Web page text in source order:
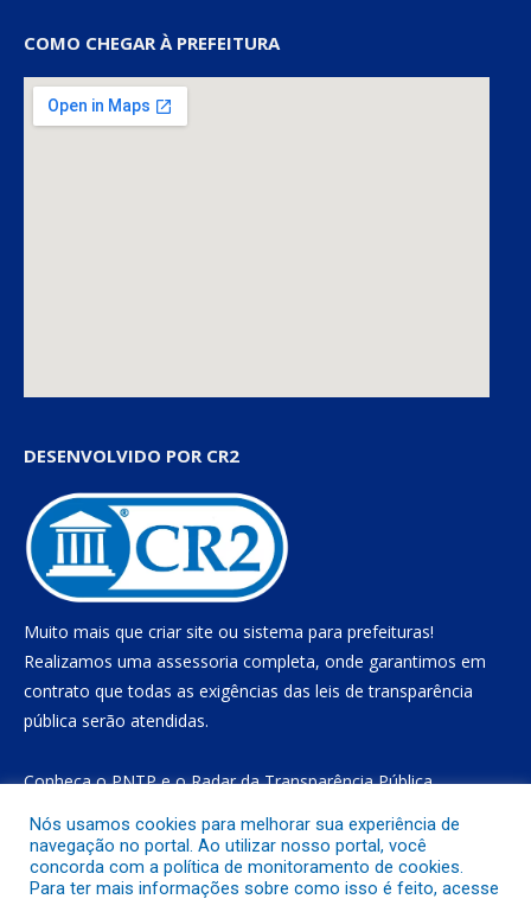
COMO CHEGAR À PREFEITURA
DESENVOLVIDO POR CR2
Muito mais que criar site ou sistema para prefeituras!
Realizamos uma assessoria completa, onde garantimos em
contrato que todas as exigências das leis de transparência
pública serão atendidas.
Conheça oPNTPe oRadar da Transparência Pública
Todos os direitos reservados a Prefeitura Municipal de Gurupá
Nós usamos cookies para melhorar sua experiência de
navegação no portal. Ao utilizar nosso portal, você
concorda com a política de monitoramento de cookies.
Para ter mais informações sobre como isso é feito, acesse